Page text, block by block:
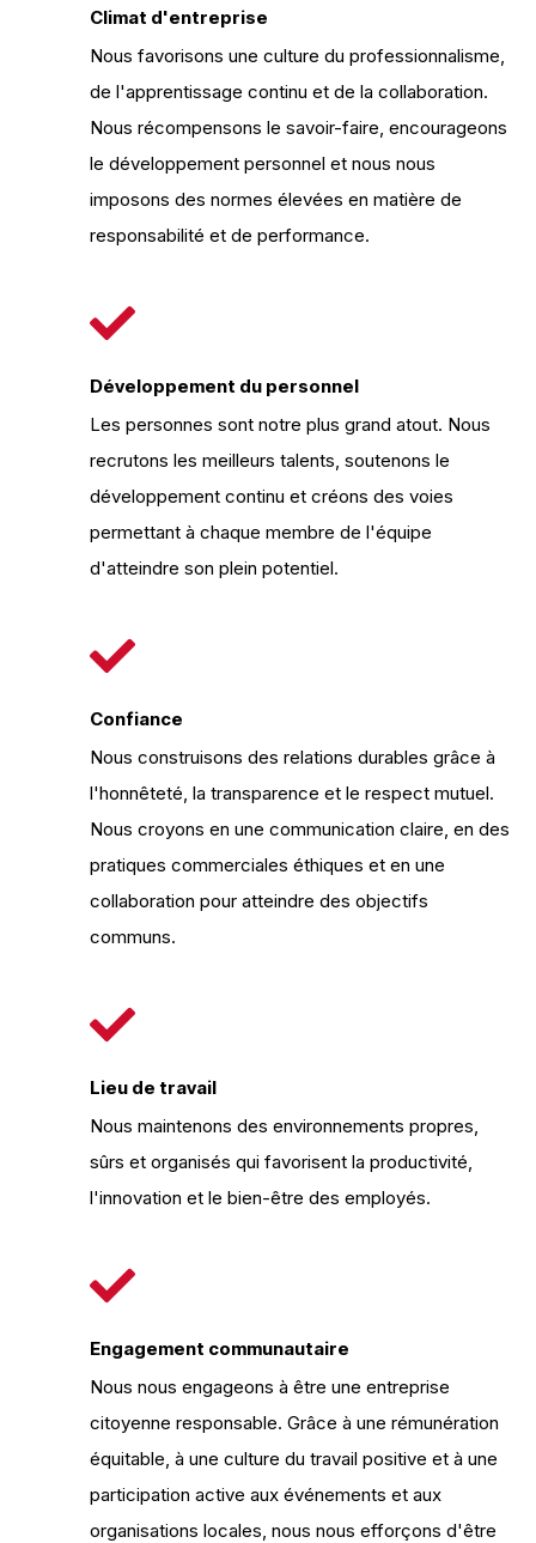
Climat d'entreprise
Nous favorisons une culture du professionnalisme,
de l'apprentissage continu et de la collaboration.
Nous récompensons le savoir-faire, encourageons
le développement personnel et nous nous
imposons des normes élevées en matière de
responsabilité et de performance.
Développement du personnel
Les personnes sont notre plus grand atout. Nous
recrutons les meilleurs talents, soutenons le
développement continu et créons des voies
permettant à chaque membre de l'équipe
d'atteindre son plein potentiel.
Confiance
Nous construisons des relations durables grâce à
l'honnêteté, la transparence et le respect mutuel.
Nous croyons en une communication claire, en des
pratiques commerciales éthiques et en une
collaboration pour atteindre des objectifs
communs.
Lieu de travail
Nous maintenons des environnements propres,
sûrs et organisés qui favorisent la productivité,
l'innovation et le bien-être des employés.
Engagement communautaire
Nous nous engageons à être une entreprise
citoyenne responsable. Grâce à une rémunération
équitable, à une culture du travail positive et à une
participation active aux événements et aux
organisations locales, nous nous efforçons d'être